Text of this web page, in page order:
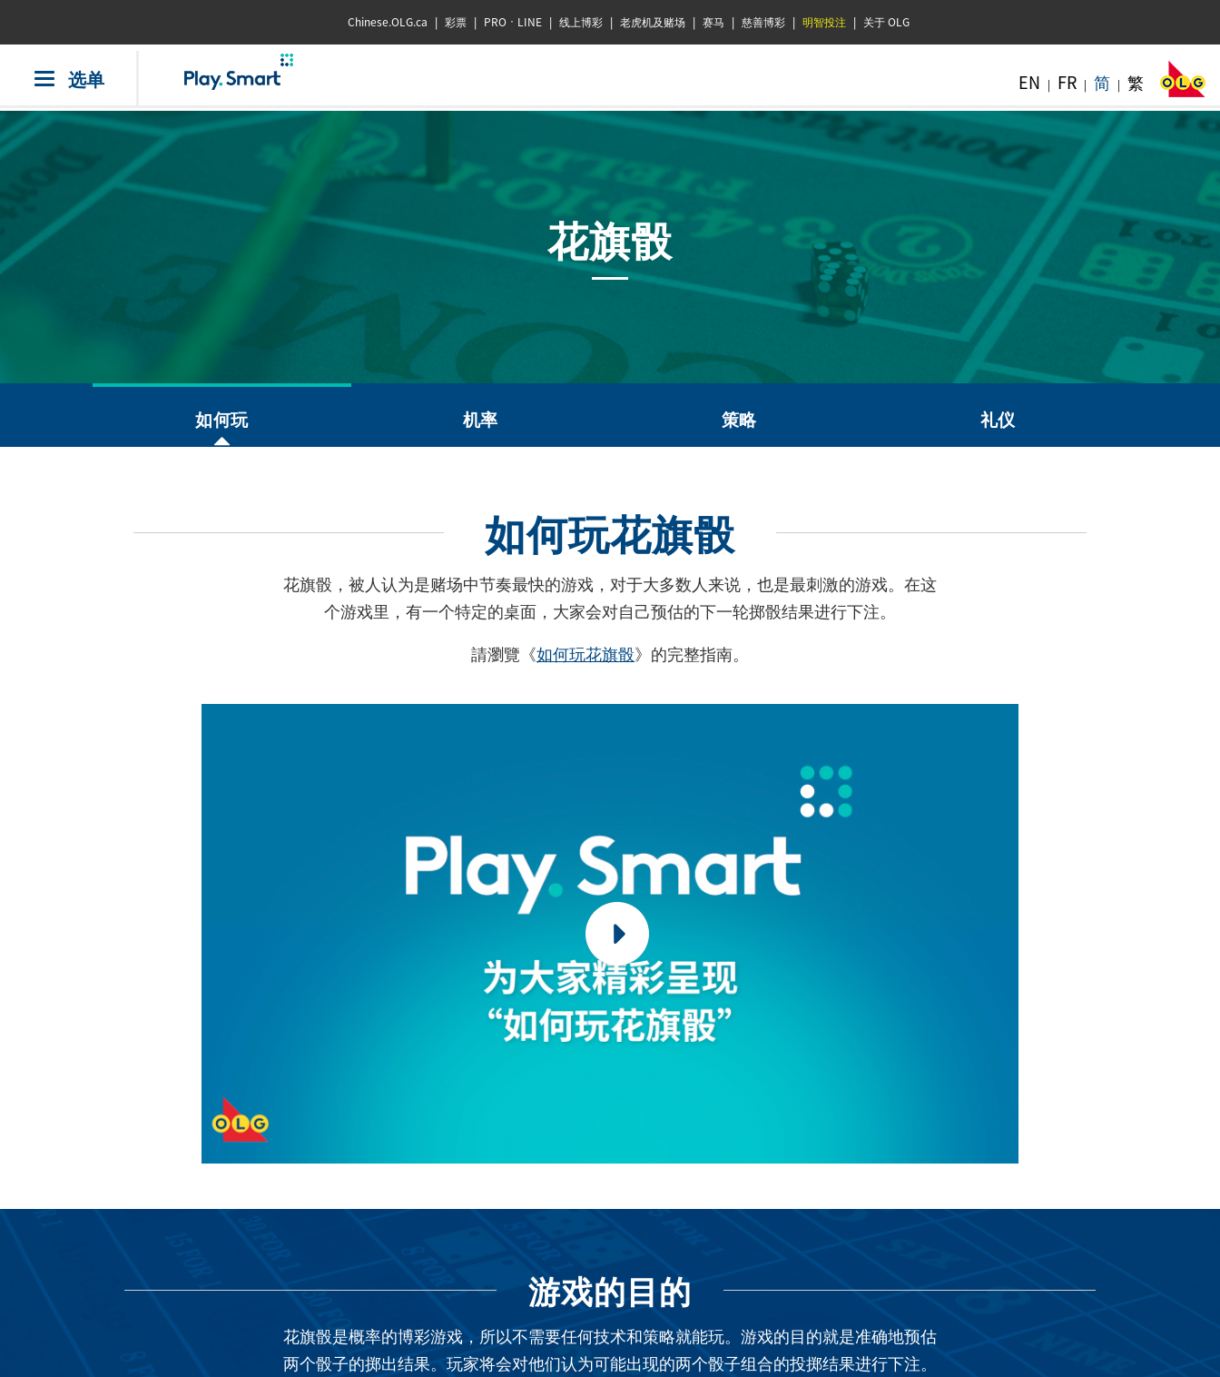
Chinese.OLG.ca | 彩票 | PRO•LINE | 线上博彩 | 老虎机及赌场 | 赛马 | 慈善博彩 | 明智投注 | 关于 OLG
Toggle
desktop
navigation
EN | FR | 简 | 繁
花旗骰
花
如何玩 机率 策略 礼仪
如何玩花旗骰
花旗骰，被人认为是赌场中节奏最快的游戏，对于大多数人来说，也是最刺激的游戏。在这
个游戏里，有一个特定的桌面，大家会对自己预估的下一轮掷骰结果进行下注。
請瀏覽《如何玩花旗骰》的完整指南。
游戏的目的
花旗骰是概率的博彩游戏，所以不需要任何技术和策略就能玩。游戏的目的就是准确地预估
两个骰子的掷出结果。玩家将会对他们认为可能出现的两个骰子组合的投掷结果进行下注。